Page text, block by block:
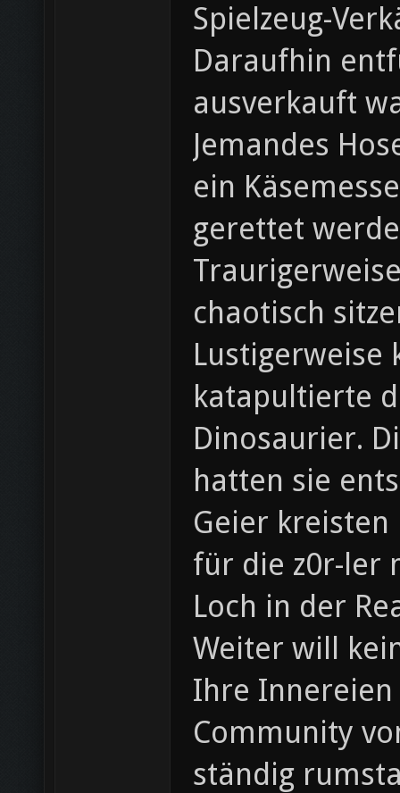
Spielzeug-
Daraufhin
ausverkauft
Jemandes
ein
gerettet
chaotisch
Lustigerweise
katapultierte
Dinosaurier.
hatten sie
Geier
für die z0r-ler
Loch in der
Weiter will
Ihre Innereien
Community
ständig